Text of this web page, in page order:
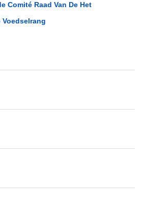
Comité Raad Van De Het
Voedselrang